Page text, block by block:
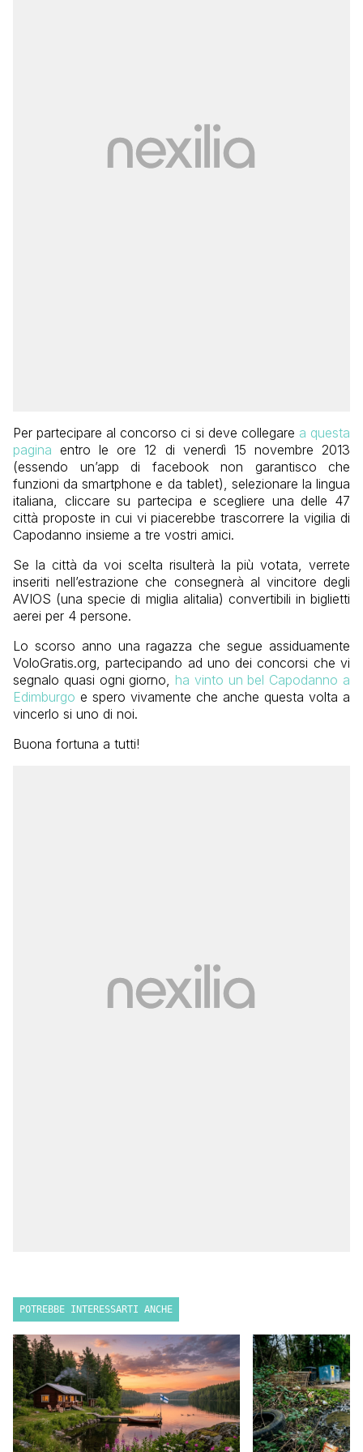
Per partecipare al concorso ci si deve collegare a questa
pagina entro le ore 12 di venerdì 15 novembre 2013
(essendo un’app di facebook non garantisco che
funzioni da smartphone e da tablet), selezionare la lingua
italiana, cliccare su partecipa e scegliere una delle 47
città proposte in cui vi piacerebbe trascorrere la vigilia di
Capodanno insieme a tre vostri amici.
Se la città da voi scelta risulterà la più votata, verrete
inseriti nell’estrazione che consegnerà al vincitore degli
AVIOS (una specie di miglia alitalia) convertibili in biglietti
aerei per 4 persone.
Lo scorso anno una ragazza che segue assiduamente
VoloGratis.org, partecipando ad uno dei concorsi che vi
segnalo quasi ogni giorno, ha vinto un bel Capodanno a
Edimburgo e spero vivamente che anche questa volta a
vincerlo si uno di noi.
Buona fortuna a tutti!
POTREBBE INTERESSARTI ANCHE